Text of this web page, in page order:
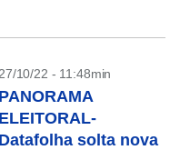
27/10/22 - 11:48min
PANORAMA
ELEITORAL-
Datafolha solta nova